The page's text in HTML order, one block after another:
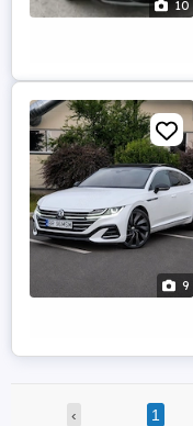
10
9
‹ 1